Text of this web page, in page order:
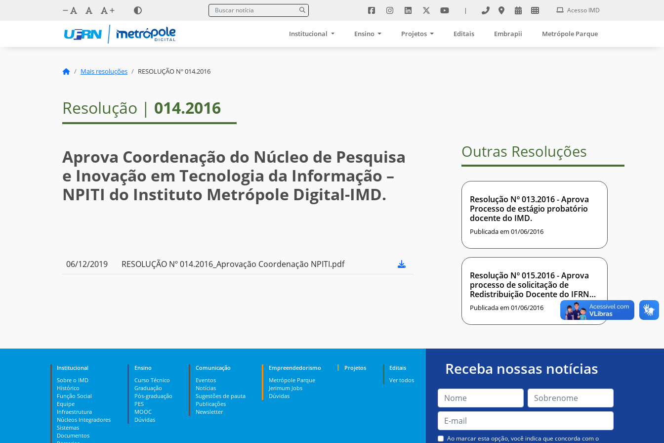
| Acesso IMD
Institucional Ensino Projetos Editais Embrapii Metrópole Parque
Mais resoluções RESOLUÇÃO Nº 014.2016
Resolução | 014.2016
Aprova Coordenação do Núcleo de Pesquisa
e Inovação em Tecnologia da Informação –
NPITI do Instituto Metrópole Digital-IMD.
06/12/2019 RESOLUÇÃO Nº 014.2016_Aprovação Coordenação NPITI.pdf
Outras Resoluções
Resolução Nº 013.2016 - Aprova
Processo de estágio probatório
docente do IMD.
Publicada em 01/06/2016
Resolução Nº 015.2016 - Aprova
processo de solicitação de
Redistribuição Docente do IFRN
para o IMD-UFRN.
Publicada em 01/06/2016
Institucional
Sobre o IMD
Histórico
Função Social
Equipe
Infraestrutura
Núcleos Integradores
Sistemas
Documentos
Ensino
Curso Técnico
Graduação
Pós-graduação
PES
MOOC
Dúvidas
Comunicação
Eventos
Notícias
Sugestões de pauta
Publicações
Newsletter
Empreendedorismo
Metrópole Parque
Jerimum Jobs
Dúvidas
Projetos
Editais
Ver todos
Receba nossas notícias
Ao marcar esta opção, você indica que concorda com o